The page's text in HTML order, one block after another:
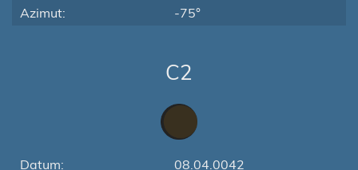
Azimut:
-75°
C2
Datum: 08.04.0042